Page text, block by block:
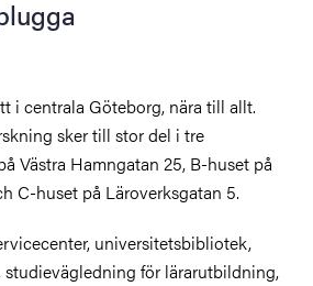
i centrala Göteborg, nära till allt.
sker till stor del i tre
Västra Hamngatan 25, B-huset på
C-huset på Läroverksgatan 5.
universitetsbibliotek,
studievägledning för lärarutbildning,